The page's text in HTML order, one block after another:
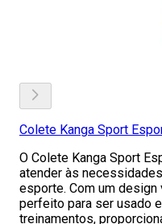
Colete Kanga Sport
O Colete Kanga Sport
atender às
esporte. Com um
perfeito para ser usado
treinamentos,